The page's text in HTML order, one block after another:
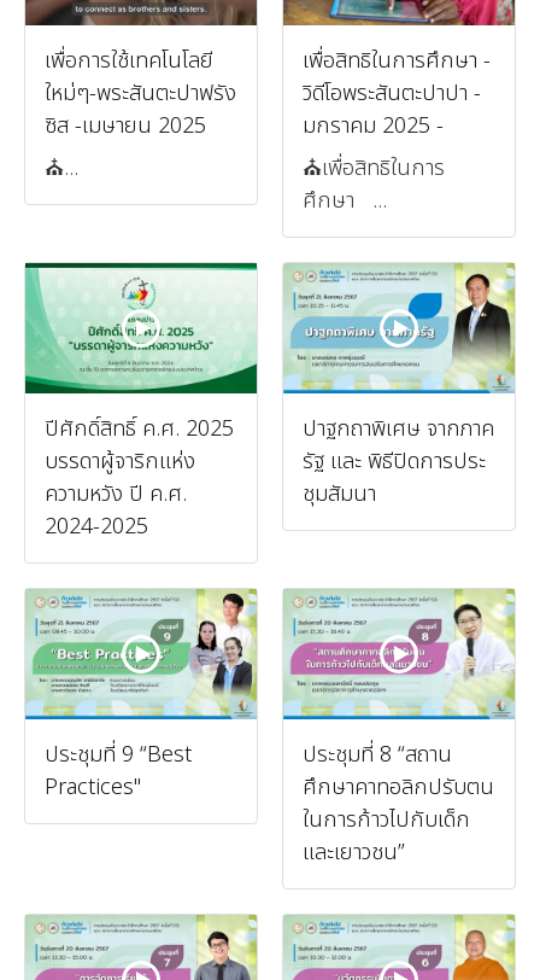
เพื่อการใช้เทคโนโลยี
ใหม่ๆ-พระสันตะปาฟรัง
ซิส -เมษายน 2025
⛪️...
เพื่อสิทธิในการศึกษา -
วิดีโอพระสันตะปาปา -
มกราคม 2025 -
⛪️เพื่อสิทธิในการ
ศึกษา ...
ปีศักดิ์สิทธิ์ ค.ศ. 2025
บรรดาผู้จาริกแห่ง
ความหวัง ปี ค.ศ.
2024-2025
ปาฐกถาพิเศษ จากภาค
รัฐ และ พิธีปิดการประ
ชุมสัมนา
ประชุมที่ 9 “Best
Practices"
ประชุมที่ 8 “สถาน
ศึกษาคาทอลิกปรับตน
ในการก้าวไปกับเด็ก
และเยาวชน”